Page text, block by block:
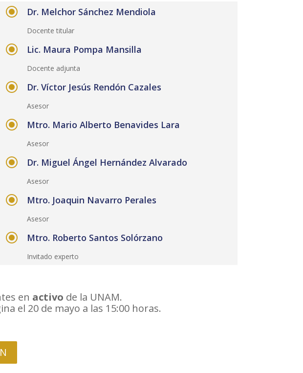
\ Dr. Melchor Sánchez Mendiola
Docente titular
\ Lic. Maura Pompa Mansilla
Docente adjunta
\ Dr. Víctor Jesús Rendón Cazales
Asesor
\ Mtro. Mario Alberto Benavides Lara
Asesor
\ Dr. Miguel Ángel Hernández Alvarado
Asesor
\ Mtro. Joaquin Navarro Perales
Asesor
\ Mtro. Roberto Santos Solórzano
Invitado experto
en activo de la UNAM.
el 20 de mayo a las 15:00 horas.